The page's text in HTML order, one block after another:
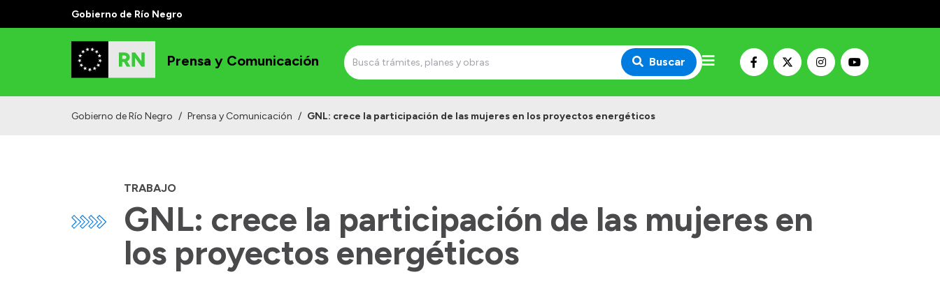
Gobierno de Río Negro
Prensa y Comunicación Buscar
Gobierno de Río Negro / Prensa y Comunicación / GNL: crece la participación de las mujeres en los proyectos energéticos
TRABAJO
GNL: crece la participación de las mujeres en
los proyectos energéticos